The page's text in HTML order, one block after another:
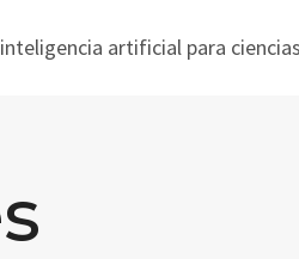
artificial para